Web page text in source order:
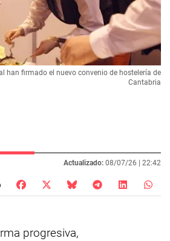
han firmado el nuevo convenio de hostelería de
Cantabria
Actualizado: 08/07/26 | 22:42
progresiva,